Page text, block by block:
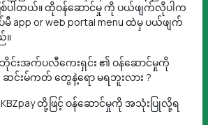
စ်ပါတယ်။ ထိုဝန်ဆောင်မှု ကို ပယ်ဖျက်လိုပါက
မီ app or web portal menu ထဲမှ ပယ်ဖျက်
။
ဘိုင်းအက်ပလီကေးရှင်း ၏ ဝန်ဆောင်မှုကို
ဆင်းမ်ကတ် တွေနဲ့ရော မရဘူးလား ?
င့် KBZpay တို့ဖြင့် ဝန်ဆောင်မှုကို အသုံးပြုလို့ရ